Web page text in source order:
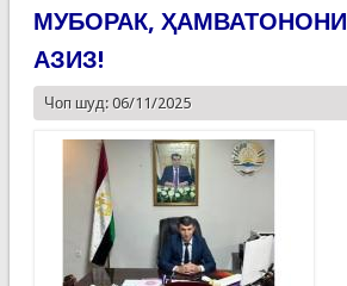
МУБОРАК, ҲАМВАТОНОНИ
АЗИЗ!
Чоп шуд: 06/11/2025